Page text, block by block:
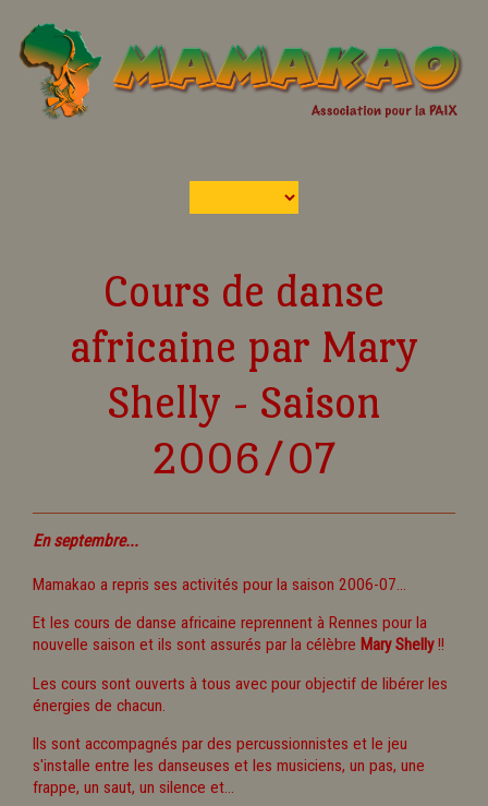
Cours de danse
africaine par Mary
Shelly - Saison
2006/07
En septembre...
Mamakao a repris ses activités pour la saison 2006-07...
Et les cours de danse africaine reprennent à Rennes pour la
nouvelle saison et ils sont assurés par la célèbre Mary Shelly!!
Les cours sont ouverts à tous avec pour objectif de libérer les
énergies de chacun.
Ils sont accompagnés par des percussionnistes et le jeu
s'installe entre les danseuses et les musiciens, un pas, une
frappe, un saut, un silence et...